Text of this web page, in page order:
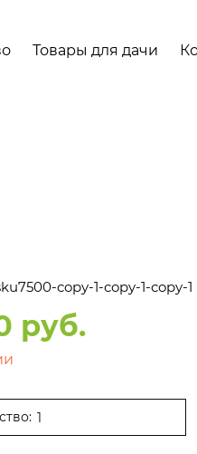
Товары для дачи
copy-1-copy-1-copy-1
руб.